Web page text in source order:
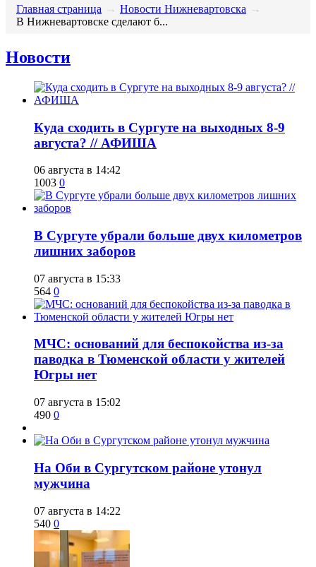
Главная страница → Новости Нижневартовска →
В Нижневартовске сделают б...
Новости
​Куда сходить в Сургуте на выходных 8-9
августа? // АФИША
06 августа в 14:42
1003 0
​В Сургуте убрали больше двух километров
лишних заборов
07 августа в 15:33
564 0
​МЧС: оснований для беспокойства из-за
паводка в Тюменской области у жителей
Югры нет
07 августа в 15:02
490 0
​На Оби в Сургутском районе утонул
мужчина
07 августа в 14:22
540 0